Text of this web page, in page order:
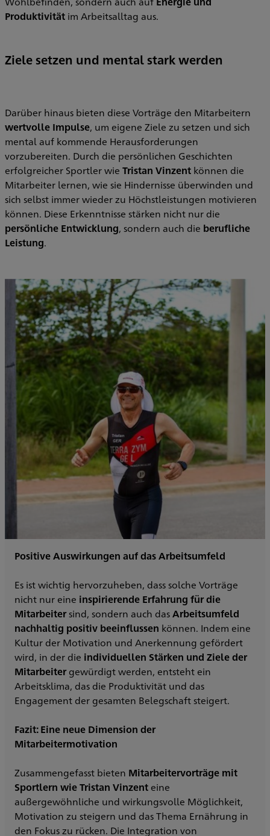
Produktivität im Arbeitsalltag aus.
Ziele setzen und mental stark werden
Darüber hinaus bieten diese Vorträge den Mitarbeitern
wertvolle Impulse, um eigene Ziele zu setzen und sich
mental auf kommende Herausforderungen
vorzubereiten. Durch die persönlichen Geschichten
erfolgreicher Sportler wie Tristan Vinzent können die
Mitarbeiter lernen, wie sie Hindernisse überwinden und
sich selbst immer wieder zu Höchstleistungen motivieren
können. Diese Erkenntnisse stärken nicht nur die
persönliche Entwicklung, sondern auch die berufliche
Leistung.
Positive Auswirkungen auf das Arbeitsumfeld
Es ist wichtig hervorzuheben, dass solche Vorträge
nicht nur eine inspirierende Erfahrung für die
Mitarbeitersind, sondern auch dasArbeitsumfeld
nachhaltig positiv beeinflussen können. Indem eine
Kultur der Motivation und Anerkennung gefördert
wird, in der die individuellen Stärken und Ziele der
Mitarbeitergewürdigt werden, entsteht ein
Arbeitsklima, das die Produktivität und das
Engagement der gesamten Belegschaft steigert.
Fazit: Eine neue Dimension der
Mitarbeitermotivation
Zusammengefasst bieten Mitarbeitervorträge mit
Sportlern wie Tristan Vinzent eine
außergewöhnliche und wirkungsvolle Möglichkeit,
Motivation zu steigern und das Thema Ernährung in
den Fokus zu rücken. Die Integration von